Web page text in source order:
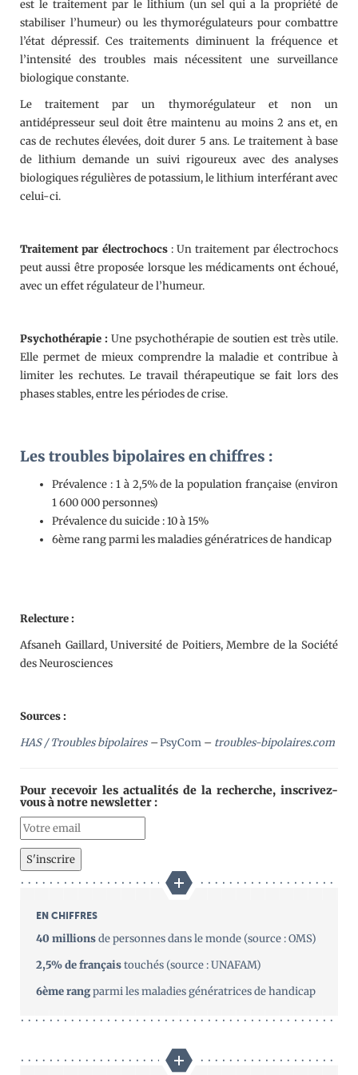
est le traitement par le lithium (un sel qui a la propriété de
stabiliser l’humeur) ou les thymorégulateurs pour combattre
l’état dépressif. Ces traitements diminuent la fréquence et
l’intensité des troubles mais nécessitent une surveillance
biologique constante.
Le traitement par un thymorégulateur et non un
antidépresseur seul doit être maintenu au moins 2 ans et, en
cas de rechutes élevées, doit durer 5 ans. Le traitement à base
de lithium demande un suivi rigoureux avec des analyses
biologiques régulières de potassium, le lithium interférant avec
celui-ci.
Traitement par électrochocs : Un traitement par électrochocs
peut aussi être proposée lorsque les médicaments ont échoué,
avec un effet régulateur de l’humeur.
Psychothérapie : Une psychothérapie de soutien est très utile.
Elle permet de mieux comprendre la maladie et contribue à
limiter les rechutes. Le travail thérapeutique se fait lors des
phases stables, entre les périodes de crise.
Les troubles bipolaires en chiffres :
Prévalence : 1 à 2,5% de la population française (environ
1 600 000 personnes)
Prévalence du suicide : 10 à 15%
6ème rang parmi les maladies génératrices de handicap
Relecture :
Afsaneh Gaillard, Université de Poitiers, Membre de la Société
des Neurosciences
Sources :
HAS / Troubles bipolaires–PsyCom – troubles-bipolaires.com
Pour recevoir les actualités de la recherche, inscrivez-
vous à notre newsletter :
EN CHIFFRES
40 millionsde personnes dans le monde (source : OMS)
2,5% de françaistouchés (source : UNAFAM)
6ème rangparmi les maladies génératrices de handicap